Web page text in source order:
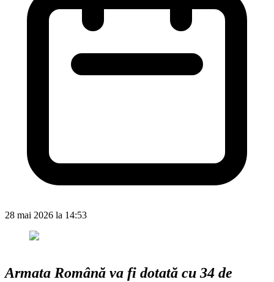
28 mai 2026 la 14:53
Armata Română va fi dotată cu 34 de